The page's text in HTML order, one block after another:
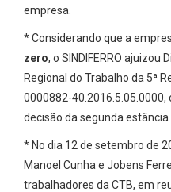
empresa.
* Considerando que a
zero, o SINDIFERRO ajuizou
Regional do Trabalho da 5ª
0000882-
decisão da segunda
* No dia 12 de setembro de
Manoel Cunha e Jobens
trabalhadores da CTB, em